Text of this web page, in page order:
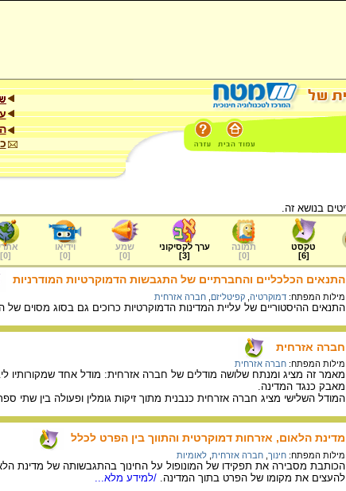
טקסט
[
6
]
תמונה
[
0
]
ערך לקסיקוני
[
3
]
שמע
[
0
]
וידיאו
[
0
]
[
0
]
התנאים הכלכליים והחברתיים של התגבשות הדמוקרטיות המודרניות
מילות המפתח: דמוקרטיה קפיטליזם חברה אזרחית
התנאים ההיסטוריים של עליית המדינות הדמוקרטיות כרוכים גם בסוג
חברה אזרחית
מילות המפתח: חברה אזרחית
מאמר זה מציג ומנתח שלושה מודלים של חברה אזרחית: מודל אחד שמקורותיו
מאבק כנגד המדינה.
המודל השלישי מציג חברה אזרחית כנבנית מתוך זיקות גומלין ופעולה בין שתי
מדינת הלאום, אזרחות דמוקרטית והתווך בין הפרט לכלל
מילות המפתח: חינוך חברה אזרחית לאומיות
הכותבת מסבירה את תפקידו של המונופול על החינוך בהתגבשותה של מדינת
להעצים את מקומו של הפרט בתוך המדינה. /למידע מלא...